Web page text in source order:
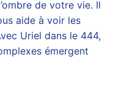
de votre vie. Il
aide à voir les
Uriel dans le 444,
émergent